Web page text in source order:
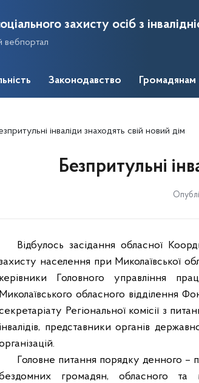
захисту осіб з
вебпортал
Законодавство Громадянам
інваліди знаходять свій новий дім
Безпритульні
Відбулось засідання обласної
населення при Миколаївської
керівники Головного управління
Миколаївського обласного відділення
Регіональної комісії з
інвалідів, представники органів
Головне питання порядку денного –
громадян, обласного та